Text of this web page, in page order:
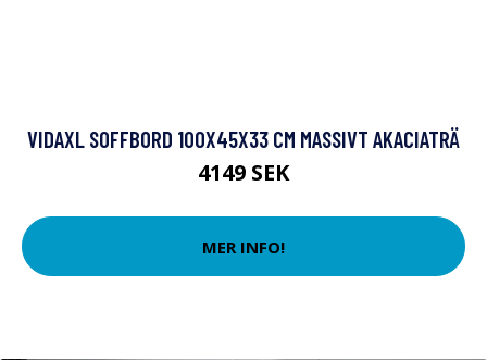
VIDAXL SOFFBORD 100X45X33 CM MASSIVT AKACIATRÄ
4149 SEK
MER INFO!